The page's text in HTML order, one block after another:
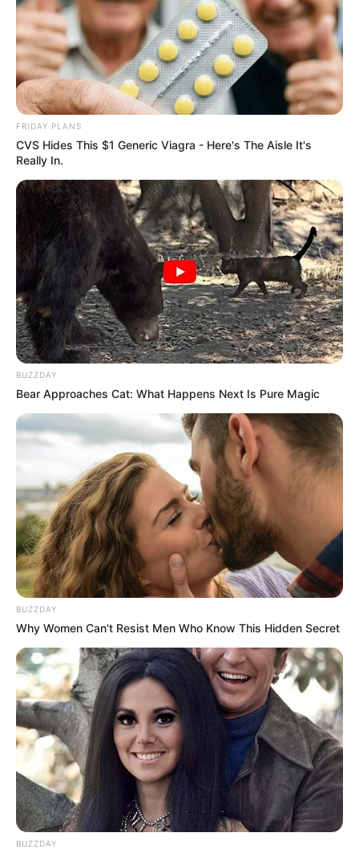
FRIDAY PLANS
CVS Hides This $1 Generic Viagra - Here's The Aisle It's
Really In.
BUZZDAY
Bear Approaches Cat: What Happens Next Is Pure Magic
BUZZDAY
Why Women Can't Resist Men Who Know This Hidden Secret
BUZZDAY